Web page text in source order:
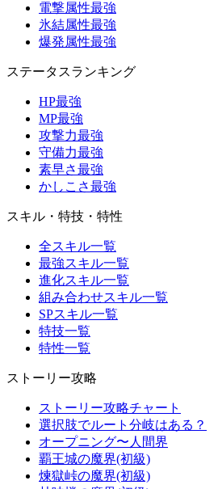
電撃属性最強
氷結属性最強
爆発属性最強
ステータスランキング
HP最強
MP最強
攻撃力最強
守備力最強
素早さ最強
かしこさ最強
スキル・特技・特性
全スキル一覧
最強スキル一覧
進化スキル一覧
組み合わせスキル一覧
SPスキル一覧
特技一覧
特性一覧
ストーリー攻略
ストーリー攻略チャート
選択肢でルート分岐はある？
オープニング〜人間界
覇王城の魔界(初級)
煉獄峠の魔界(初級)